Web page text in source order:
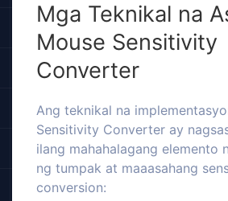
Mga Teknikal na
Mouse Sensitivity
Converter
Ang teknikal na
Sensitivity Converter ay
ilang mahahalagang elemento
ng tumpak at maaasahang
conversion: